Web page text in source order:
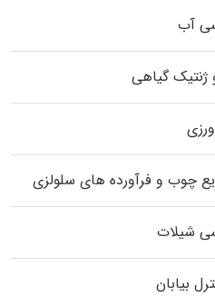
آب
ژنتیک گیاهی
چوب و فرآورده‌ های سلولزی
شیلات
بیابان